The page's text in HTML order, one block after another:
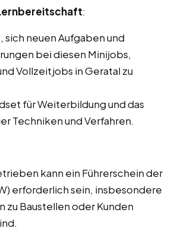
:
neuen Aufgaben und
bei diesen Minijobs,
Vollzeitjobs in Geratal zu
für Weiterbildung und das
Techniken und Verfahren.
kann ein Führerschein der
erforderlich sein, insbesondere
zu Baustellen oder Kunden